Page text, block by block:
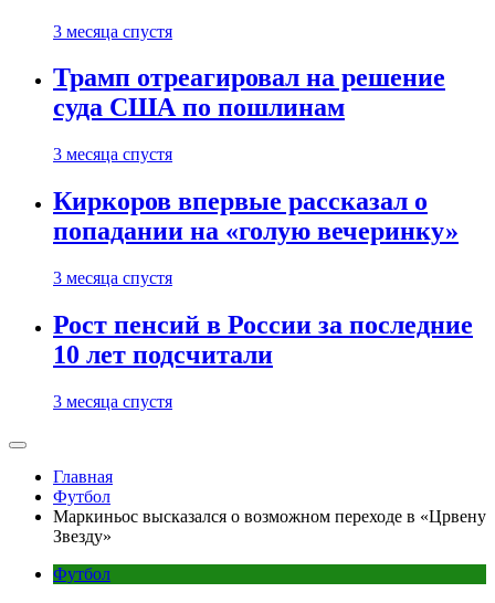
3 месяца спустя
Трамп отреагировал на решение
суда США по пошлинам
3 месяца спустя
Киркоров впервые рассказал о
попадании на «голую вечеринку»
3 месяца спустя
Рост пенсий в России за последние
10 лет подсчитали
3 месяца спустя
Главная
Футбол
Маркиньос высказался о возможном переходе в «Црвену
Звезду»
Футбол